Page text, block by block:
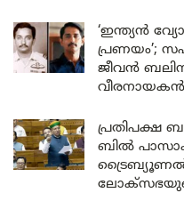
‘ഇന്ത്യൻ
പ്രണയം’;
ജീവൻ
പ്രതിപക്ഷ
ബിൽ
ട്രൈബ്യൂണൽ